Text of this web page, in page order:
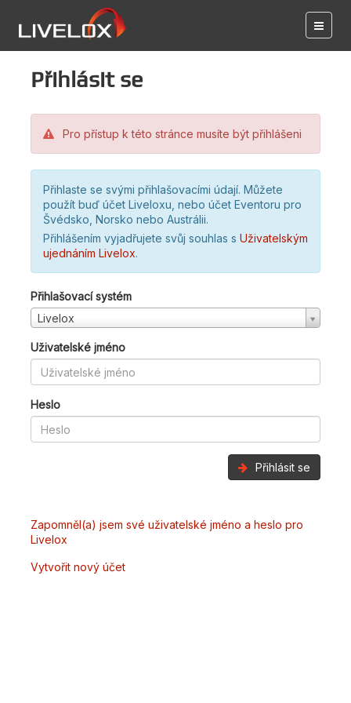
Přihlásit se
Pro přístup k této stránce musíte být přihlášeni
Přihlaste se svými přihlašovacími údají. Můžete
použít buď účet Liveloxu, nebo účet Eventoru pro
Švédsko, Norsko nebo Austrálii.
Přihlášením vyjadřujete svůj souhlas s Uživatelským
ujednáním Livelox.
Přihlašovací systém
Livelox
Uživatelské jméno
Heslo
Přihlásit se
Zapomněl(a) jsem své uživatelské jméno a heslo pro
Livelox
Vytvořit nový účet